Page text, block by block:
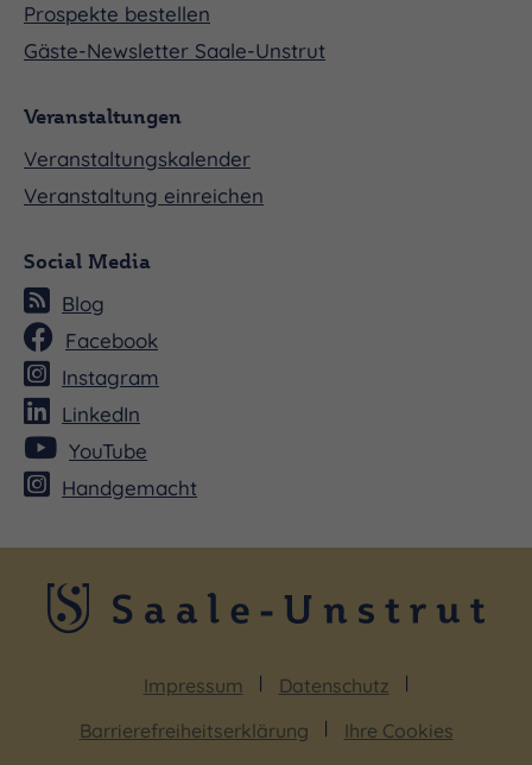
Prospekte bestellen
Gäste-Newsletter Saale-Unstrut
Veranstaltungen
Veranstaltungskalender
Veranstaltung einreichen
Social Media
Blog
Facebook
Instagram
LinkedIn
YouTube
Handgemacht
Impressum
Datenschutz
Barrierefreiheitserklärung
Ihre Cookies